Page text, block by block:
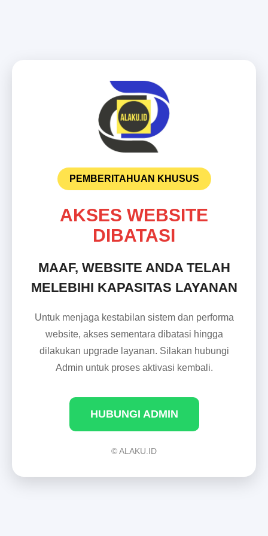
PEMBERITAHUAN KHUSUS
AKSES WEBSITE
DIBATASI
MAAF, WEBSITE ANDA TELAH
MELEBIHI KAPASITAS LAYANAN
Untuk menjaga kestabilan sistem dan performa
website, akses sementara dibatasi hingga
dilakukan upgrade layanan. Silakan hubungi
Admin untuk proses aktivasi kembali.
HUBUNGI ADMIN
© ALAKU.ID